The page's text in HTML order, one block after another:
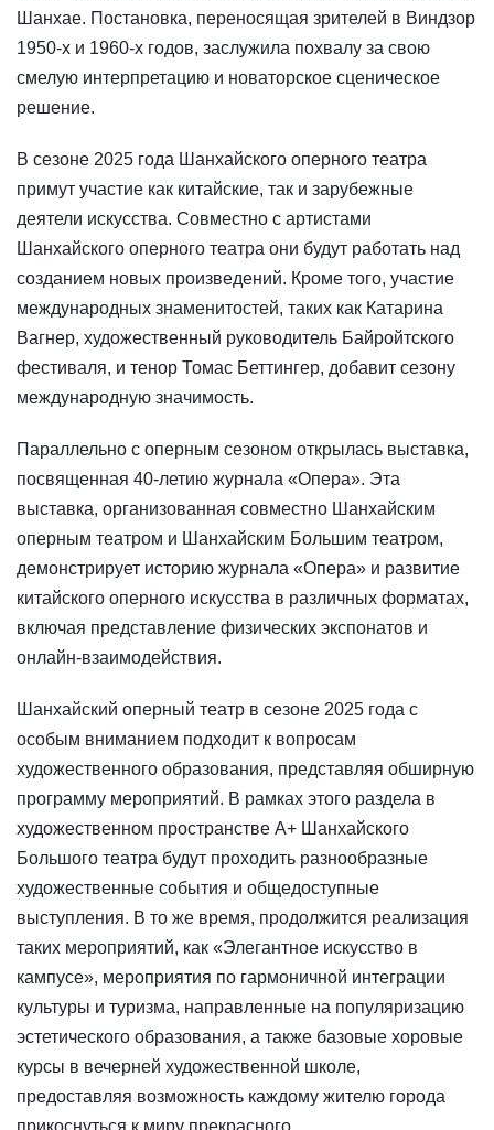
Шанхае. Постановка, переносящая зрителей в Виндзор
1950-х и 1960-х годов, заслужила похвалу за свою
смелую интерпретацию и новаторское сценическое
решение.
В сезоне 2025 года Шанхайского оперного театра
примут участие как китайские, так и зарубежные
деятели искусства. Совместно с артистами
Шанхайского оперного театра они будут работать над
созданием новых произведений. Кроме того, участие
международных знаменитостей, таких как Катарина
Вагнер, художественный руководитель Байройтского
фестиваля, и тенор Томас Беттингер, добавит сезону
международную значимость.
Параллельно с оперным сезоном открылась выставка,
посвященная 40-летию журнала «Опера». Эта
выставка, организованная совместно Шанхайским
оперным театром и Шанхайским Большим театром,
демонстрирует историю журнала «Опера» и развитие
китайского оперного искусства в различных форматах,
включая представление физических экспонатов и
онлайн-взаимодействия.
Шанхайский оперный театр в сезоне 2025 года с
особым вниманием подходит к вопросам
художественного образования, представляя обширную
программу мероприятий. В рамках этого раздела в
художественном пространстве A+ Шанхайского
Большого театра будут проходить разнообразные
художественные события и общедоступные
выступления. В то же время, продолжится реализация
таких мероприятий, как «Элегантное искусство в
кампусе», мероприятия по гармоничной интеграции
культуры и туризма, направленные на популяризацию
эстетического образования, а также базовые хоровые
курсы в вечерней художественной школе,
предоставляя возможность каждому жителю города
прикоснуться к миру прекрасного.